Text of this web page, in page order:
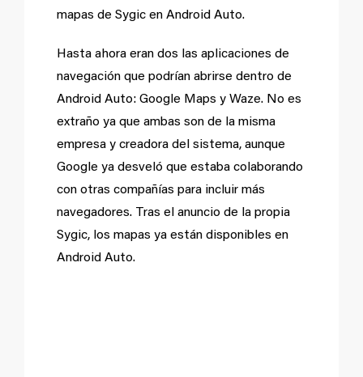
mapas de Sygic en Android Auto.
Hasta ahora eran dos las aplicaciones de
navegación que podrían abrirse dentro de
Android Auto: Google Maps y Waze. No es
extraño ya que ambas son de la misma
empresa y creadora del sistema, aunque
Google ya desveló que estaba colaborando
con otras compañías para incluir más
navegadores. Tras el anuncio de la propia
Sygic, los mapas ya están disponibles en
Android Auto.